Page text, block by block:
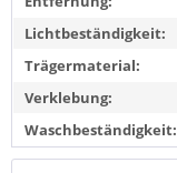
Lichtbeständigkeit:
Trägermaterial:
Verklebung:
Waschbeständigkeit: